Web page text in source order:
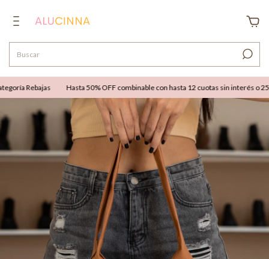
Rebajas Hasta 50% OFF combinable con hasta 12 cuotas sin interés o